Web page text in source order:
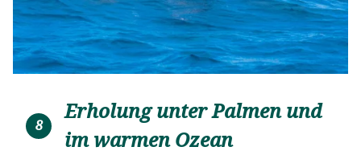
8
Erholung unter Palmen und
im warmen Ozean